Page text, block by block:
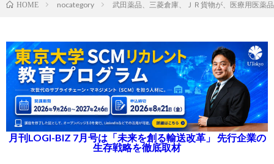
HOME nocategory 武田薬品、三菱倉庫、ＪＲ貨物が、医療用医薬
月刊LOGI-BIZ 7月号は「未来を創る輸送改革」 先行企業の
生存戦略を徹底取材